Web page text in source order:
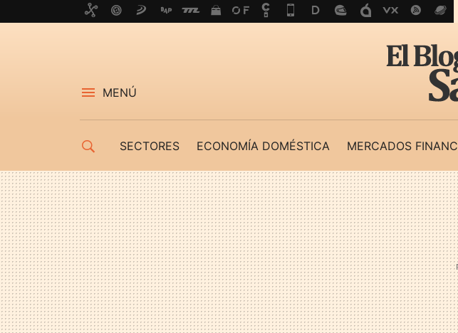
MENÚ
SECTORES ECONOMÍA DOMÉSTICA MERCADOS